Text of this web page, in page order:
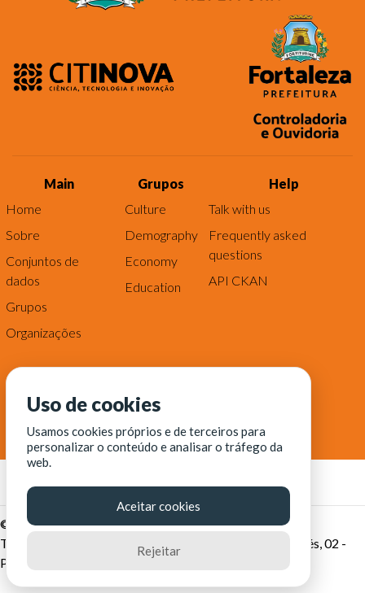
Main
Home
Sobre
Conjuntos de
dados
Grupos
Organizações
Grupos
Culture
Demography
Economy
Education
Help
Talk with us
Frequently asked
questions
API CKAN
© Fortaleza Digital || CITINOVA - Fundação de Ciência,
Tecnologia e Inovação de Fortaleza - Rua dos Tremembés, 02 -
Praia de Iracema - Fortaleza-CE
Uso de cookies
Usamos cookies próprios e de terceiros para
personalizar o conteúdo e analisar o tráfego da
web.
Aceitar cookies
Rejeitar